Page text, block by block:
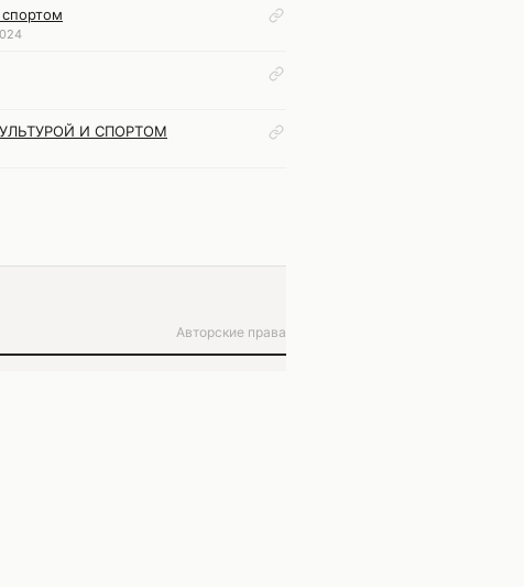
И СПОРТОМ
Авторские права